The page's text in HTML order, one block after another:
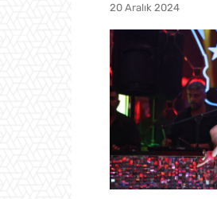
20 Aralık 2024